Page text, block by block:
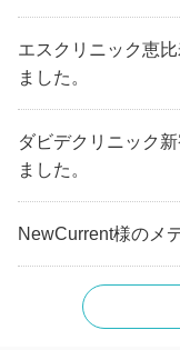
エスクリニック恵
ました。
ダビデクリニック
ました。
NewCurrent様のメ